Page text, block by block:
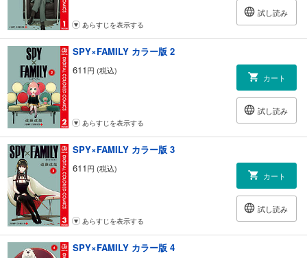
試し読み
あらすじを表示する
SPY×FAMILY カラー版 2
611円 (税込)
カート
試し読み
あらすじを表示する
SPY×FAMILY カラー版 3
611円 (税込)
カート
試し読み
あらすじを表示する
SPY×FAMILY カラー版 4